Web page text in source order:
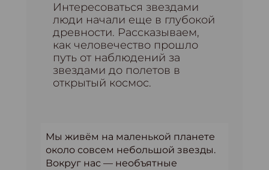
Интересоваться звездами
люди начали еще в глубокой
древности. Рассказываем,
как человечество прошло
путь от наблюдений за
звездами до полетов в
открытый космос.
Мы живём на маленькой планете
около совсем небольшой звезды.
Вокруг нас — необъятные